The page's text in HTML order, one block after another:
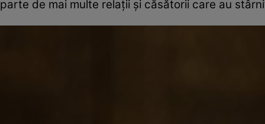
parte de mai multe relații și căsătorii care au